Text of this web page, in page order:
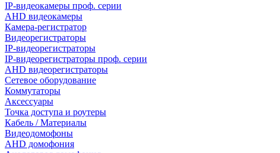
IP-видеокамеры проф. серии
AHD видеокамеры
Камера-регистратор
Видеорегистраторы
IP-видеорегистраторы
IP-видеорегистраторы проф. серии
AHD видеорегистраторы
Сетевое оборудование
Коммутаторы
Аксессуары
Точка доступа и роутеры
Кабель / Материалы
Видеодомофоны
AHD домофония